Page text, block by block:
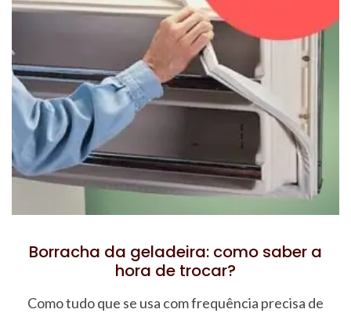
Borracha da geladeira: como saber a
hora de trocar?
Como tudo que se usa com frequência precisa de